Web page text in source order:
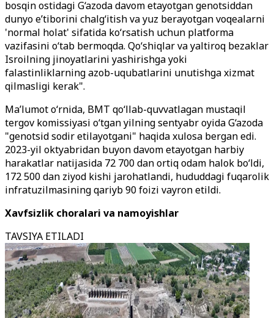
bosqin ostidagi G‘azoda davom etayotgan genotsiddan
dunyo e’tiborini chalg‘itish va yuz berayotgan voqealarni
'normal holat' sifatida ko‘rsatish uchun platforma
vazifasini o‘tab bermoqda. Qo‘shiqlar va yaltiroq bezaklar
Isroilning jinoyatlarini yashirishga yoki
falastinliklarning azob-uqubatlarini unutishga xizmat
qilmasligi kerak".
Ma’lumot o‘rnida, BMT qo‘llab-quvvatlagan mustaqil
tergov komissiyasi o‘tgan yilning sentyabr oyida G‘azoda
"genotsid sodir etilayotgani" haqida xulosa bergan edi.
2023-yil oktyabridan buyon davom etayotgan harbiy
harakatlar natijasida 72 700 dan ortiq odam halok bo‘ldi,
172 500 dan ziyod kishi jarohatlandi, hududdagi fuqarolik
infratuzilmasining qariyb 90 foizi vayron etildi.
Xavfsizlik choralari va namoyishlar
TAVSIYA ETILADI